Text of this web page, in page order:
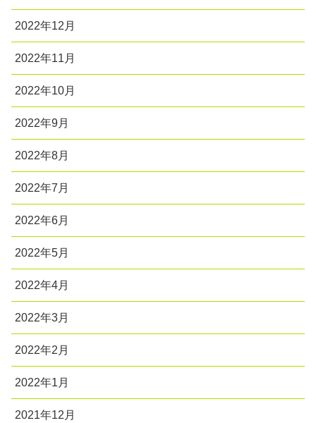
2022年12月
2022年11月
2022年10月
2022年9月
2022年8月
2022年7月
2022年6月
2022年5月
2022年4月
2022年3月
2022年2月
2022年1月
2021年12月